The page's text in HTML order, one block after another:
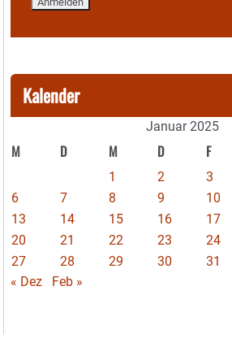
Kalender
Januar 2025
M D M D F
1 2 3
6
7 8 9 10
13
14 15 16 17
20
21 22 23 24
27
28 29 30
31
« Dez
Feb »